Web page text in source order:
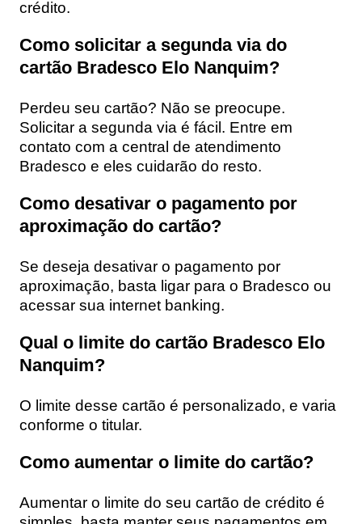
crédito.
Como solicitar a segunda via do
cartão Bradesco Elo Nanquim?
Perdeu seu cartão? Não se preocupe.
Solicitar a segunda via é fácil. Entre em
contato com a central de atendimento
Bradesco e eles cuidarão do resto.
Como desativar o pagamento por
aproximação do cartão?
Se deseja desativar o pagamento por
aproximação, basta ligar para o Bradesco ou
acessar sua internet banking.
Qual o limite do cartão Bradesco Elo
Nanquim?
O limite desse cartão é personalizado, e varia
conforme o titular.
Como aumentar o limite do cartão?
Aumentar o limite do seu cartão de crédito é